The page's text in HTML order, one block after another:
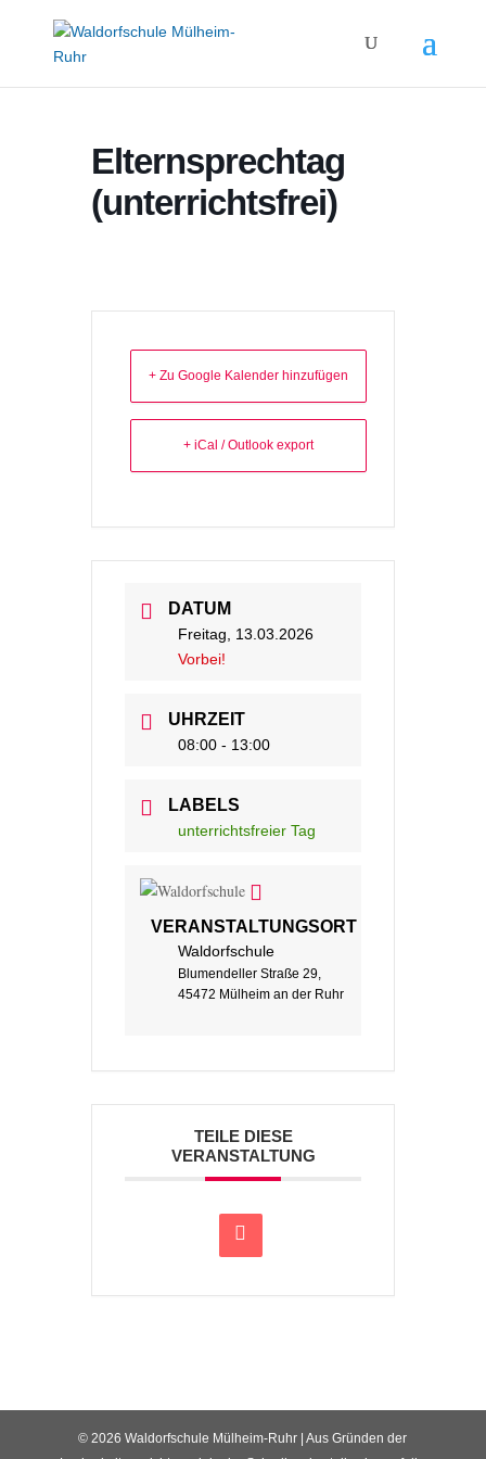
Elternsprechtag
(unterrichtsfrei)
+ Zu Google Kalender hinzufügen
+ iCal / Outlook export
DATUM
Freitag, 13.03.2026
Vorbei!
UHRZEIT
08:00 - 13:00
LABELS
unterrichtsfreier Tag
VERANSTALTUNGSORT
Waldorfschule
Blumendeller Straße 29,
45472 Mülheim an der Ruhr
TEILE DIESE
VERANSTALTUNG
© 2026 Waldorfschule Mülheim-Ruhr | Aus Gründen der